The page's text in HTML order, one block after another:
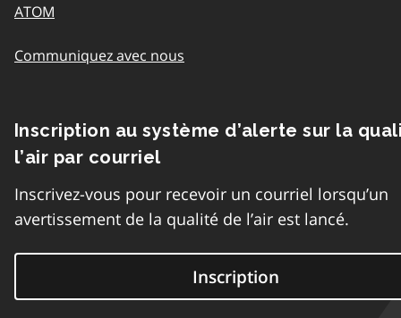
ATOM
Communiquez avec nous
Inscription au système d’alerte sur la
l’air par courriel
Inscrivez-vous pour recevoir un courriel lorsqu’un
avertissement de la qualité de l’air est lancé.
Inscription